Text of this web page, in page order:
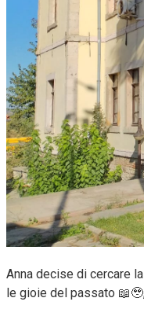
Anna decise di cercare
le gioie del passato